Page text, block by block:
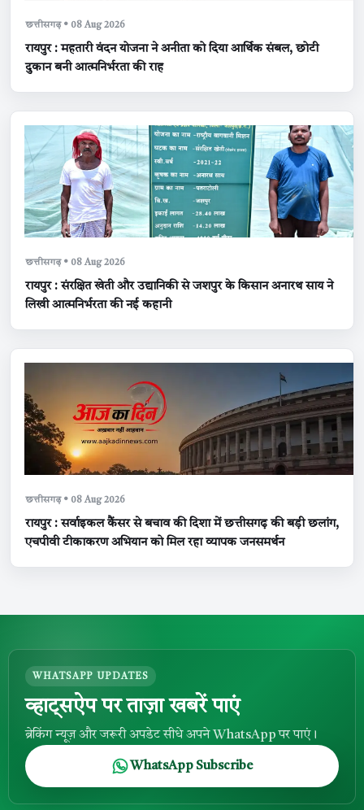
छत्तीसगढ़ • 08 Aug 2026
रायपुर : महतारी वंदन योजना ने अनीता को दिया आर्थिक संबल, छोटी
दुकान बनी आत्मनिर्भरता की राह
छत्तीसगढ़ • 08 Aug 2026
रायपुर : संरक्षित खेती और उद्यानिकी से जशपुर के किसान अनारथ साय ने
लिखी आत्मनिर्भरता की नई कहानी
छत्तीसगढ़ • 08 Aug 2026
रायपुर : सर्वाइकल कैंसर से बचाव की दिशा में छत्तीसगढ़ की बड़ी छलांग,
एचपीवी टीकाकरण अभियान को मिल रहा व्यापक जनसमर्थन
WHATSAPP UPDATES
व्हाट्सऐप पर ताज़ा खबरें पाएं
ब्रेकिंग न्यूज़ और जरूरी अपडेट सीधे अपने WhatsApp पर पाएं।
WhatsApp Subscribe